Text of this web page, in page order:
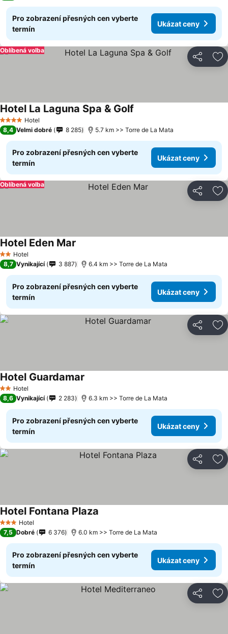
Pro zobrazení přesných cen vyberte
termín
Ukázat ceny
Sdílet
Oblíbená volba
4 Počet hvězdiček
Hotel
Hotel La Laguna Spa & Golf
8,4 Velmi dobré 8 285 5.7 km >> Torre de La Mata
Pro zobrazení přesných cen vyberte
termín
Ukázat ceny
Sdílet
Oblíbená volba
2 Počet hvězdiček
Hotel
Hotel Eden Mar
8,7 Vynikající 3 887 6.4 km >> Torre de La Mata
Pro zobrazení přesných cen vyberte
termín
Ukázat ceny
Sdílet
2 Počet hvězdiček
Hotel
Hotel Guardamar
8,6 Vynikající 2 283 6.3 km >> Torre de La Mata
Pro zobrazení přesných cen vyberte
termín
Ukázat ceny
Sdílet
3 Počet hvězdiček
Hotel
Hotel Fontana Plaza
7,5 Dobré 6 376 6.0 km >> Torre de La Mata
Pro zobrazení přesných cen vyberte
termín
Ukázat ceny
Sdílet